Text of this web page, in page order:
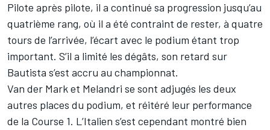
Pilote après pilote, il a continué sa progression jusqu’au
quatrième rang, où il a été contraint de rester, à quatre
tours de l’arrivée, l’écart avec le podium étant trop
important. S’il a limité les dégâts, son retard sur
Bautista s’est accru au championnat.
Van der Mark et Melandri se sont adjugés les deux
autres places du podium, et réitéré leur performance
de la Course 1. L’Italien s’est cependant montré bien